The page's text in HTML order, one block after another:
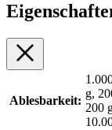
Ablesbarkeit:
g,
200